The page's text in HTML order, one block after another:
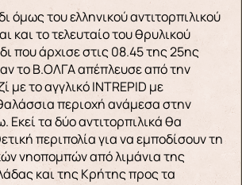
όμως του ελληνικού αντιτορπιλικού
και το τελευταίο του θρυλικού
που άρχισε στις 08.45 της 25ης
το Β.ΟΛΓΑ απέπλευσε από την
με το αγγλικό INTREPID με
περιοχή ανάμεσα στην
Εκεί τα δύο αντιτορπιλικά θα
περιπολία για να εμποδίσουν τη
νηοπομπών από λιμάνια της
και της Κρήτης προς τα